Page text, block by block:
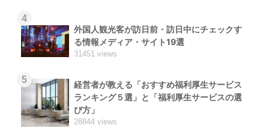
4
外国人観光客が訪日前・訪日中にチェックす
る情報メディア・サイト19選
31451 views
5
経営者が教える「おすすめ福利厚生サービス
ランキング５選」と「福利厚生サービスの選
び方」
28844 views